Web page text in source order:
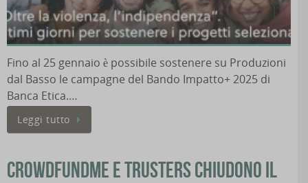
Fino al 25 gennaio è possibile sostenere su Produzioni
dal Basso le campagne del Bando Impatto+ 2025 di
Banca Etica.…
Leggi tutto
CrowdFundMe e Trusters chiudono il